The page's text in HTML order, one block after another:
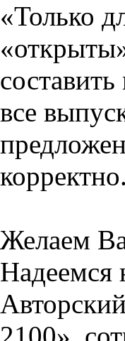
«Только
все
корректно.
Желаем
Надеемся